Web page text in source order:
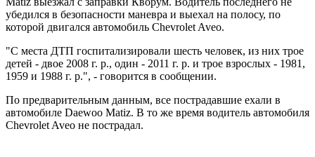
убедился в безопасности маневра и выехал на полосу, по
которой двигался автомобиль Chevrolet Aveo.
"С места ДТП госпитализировали шесть человек, из них трое
детей - двое 2008 г. р., один - 2011 г. р. и трое взрослых - 1981,
1959 и 1988 г. р.", - говорится в сообщении.
По предварительным данным, все пострадавшие ехали в
автомобиле Daewoo Matiz. В то же время водитель автомобиля
Chevrolet Aveo не пострадал.